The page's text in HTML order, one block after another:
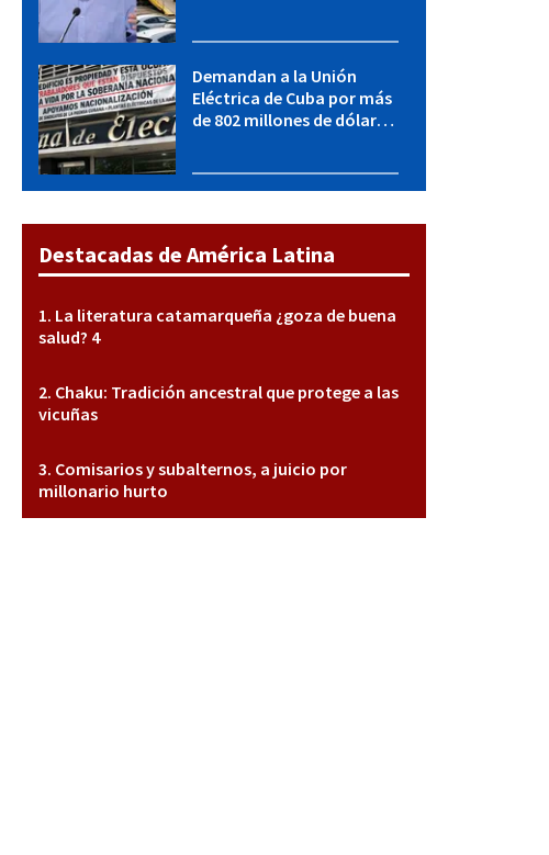
Demandan a la Unión
Eléctrica de Cuba por más
de 802 millones de dólares
Destacadas de América Latina
La literatura catamarqueña ¿goza de buena
salud? 4
Chaku: Tradición ancestral que protege a las
vicuñas
Comisarios y subalternos, a juicio por
millonario hurto